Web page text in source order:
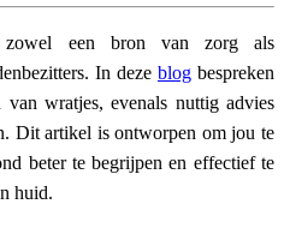
zowel een bron van zorg als
In deze blog bespreken
wratjes, evenals nuttig advies
Dit artikel is ontworpen om jou te
beter te begrijpen en effectief te
huid.